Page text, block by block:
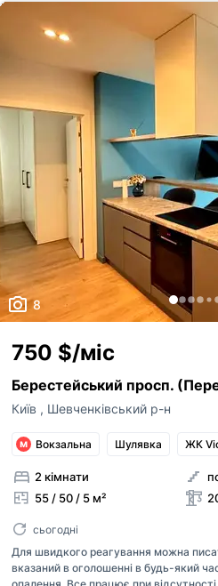
Шулявська, Університет, Політех,
Печерський
8
750 $/міс
Берестейський просп.
Київ , Шевченківський р-н
Вокзальна Шулявка ЖК
2 кімнати
55 / 50 / 5 м²
сьогодні
Для швидкого реагування можна
вказаний в оголошенні в будь-який